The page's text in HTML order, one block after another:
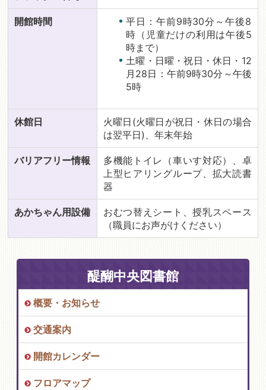
開館時間
平日：午前9時30分～午後8
時（児童だけの利用は午後5
時まで）
土曜・日曜・祝日・休日・12
月28日：午前9時30分～午後
5時
休館日
火曜日(火曜日が祝日・休日の場合
は翌平日)、年末年始
バリアフリー情報
多機能トイレ（車いす対応）、卓
上型ヒアリングループ、拡大読書
器
あかちゃん用設備
おむつ替えシート、授乳スペース
（職員にお声がけください）
醍醐中央図書館
概要・お知らせ
交通案内
開館カレンダー
フロアマップ